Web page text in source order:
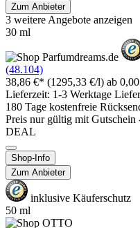
Zum Anbieter
3 weitere Angebote anzeigen
30 ml
(48.104)
38,86 €* (1295,33 €/l) ab
Lieferzeit: 1-3 Werktage
180 Tage kostenfreie
Preis nur gültig mit Gutschein
DEAL
Shop-Info
Zum Anbieter
inklusive Käuferschutz
50 ml